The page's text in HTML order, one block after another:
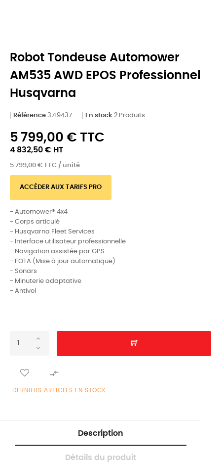
Robot Tondeuse Automower
AM535 AWD EPOS Professionnel
Husqvarna
Référence 3719437 En stock 2 Produits
5 799,00 € TTC
4 832,50 € HT
5 799,00 € TTC / unité
ACCÉDER AUX TARIFS PRO
- Automower® 4x4
- Corps articulé
- Husqvarna Fleet Services
- Interface utilisateur professionnelle
- Navigation assistée par GPS
- FOTA (Mise à jour automatique)
- Sonars
- Minuterie adaptative
- Antivol

DERNIERS ARTICLES EN STOCK
Description
Détails du produit